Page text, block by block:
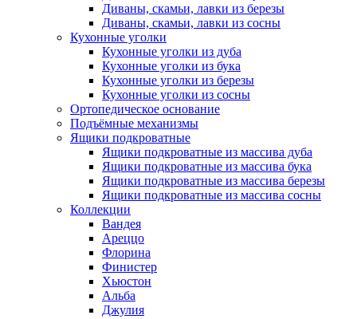
Диваны, скамьи, лавки из березы
Диваны, скамьи, лавки из сосны
Кухонные уголки
Кухонные уголки из дуба
Кухонные уголки из бука
Кухонные уголки из березы
Кухонные уголки из сосны
Ортопедическое основание
Подъёмные механизмы
Ящики подкроватные
Ящики подкроватные из массива дуба
Ящики подкроватные из массива бука
Ящики подкроватные из массива березы
Ящики подкроватные из массива сосны
Коллекции
Вандея
Ареццо
Флорина
Финистер
Хьюстон
Альба
Джулия